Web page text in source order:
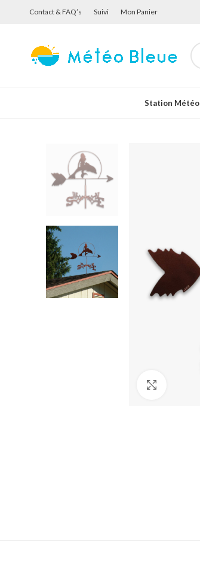
Contact & FAQ’s Suivi Mon Panier
Station Météo